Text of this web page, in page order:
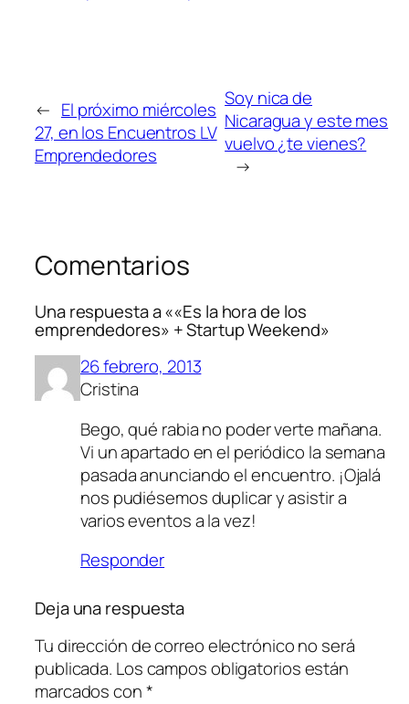
← El próximo miércoles
27, en los Encuentros LV
Emprendedores
Soy nica de
Nicaragua y este mes
vuelvo ¿te vienes?
→
Comentarios
Una respuesta a ««Es la hora de los
emprendedores» + Startup Weekend»
26 febrero, 2013
Cristina
Bego, qué rabia no poder verte mañana.
Vi un apartado en el periódico la semana
pasada anunciando el encuentro. ¡Ojalá
nos pudiésemos duplicar y asistir a
varios eventos a la vez!
Responder
Deja una respuesta
Tu dirección de correo electrónico no será
publicada. Los campos obligatorios están
marcados con*